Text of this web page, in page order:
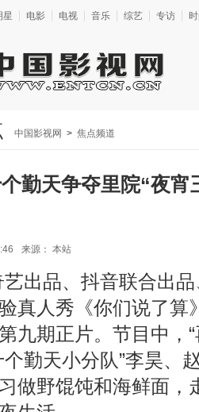
星 电影 电视 音乐 综艺 专访
中国影视网 > 焦点频道
勤天争夺里院“夜
来源： 本站
艺出品、抖音联合出
真人秀《你们说了算
九期正片。节目中，
个勤天小分队”李昊、
做野馄饨和海鲜面，